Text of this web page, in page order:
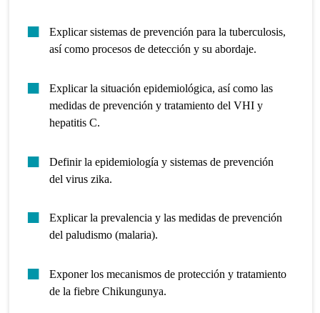
Explicar sistemas de prevención para la tuberculosis,
así como procesos de detección y su abordaje.
Explicar la situación epidemiológica, así como las
medidas de prevención y tratamiento del VHI y
hepatitis C.
Definir la epidemiología y sistemas de prevención
del virus zika.
Explicar la prevalencia y las medidas de prevención
del paludismo (malaria).
Exponer los mecanismos de protección y tratamiento
de la fiebre Chikungunya.